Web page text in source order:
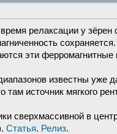
релаксации у зёрен
эти ферромагнитные
известны уже
источник мягкого
сверхмассивной в
Статья. Релиз.